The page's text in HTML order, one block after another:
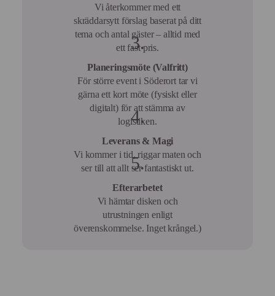
Vi återkommer med ett
skräddarsytt förslag baserat på ditt
tema och antal gäster – alltid med
ett fast pris.
Planeringsmöte (Valfritt)
För större event i Söderort tar vi
gärna ett kort möte (fysiskt eller
digitalt) för att stämma av
logistiken.
Leverans & Magi
Vi kommer i tid, riggar maten och
ser till att allt ser fantastiskt ut.
Efterarbetet
Vi hämtar disken och
utrustningen enligt
överenskommelse. Inget krångel.)